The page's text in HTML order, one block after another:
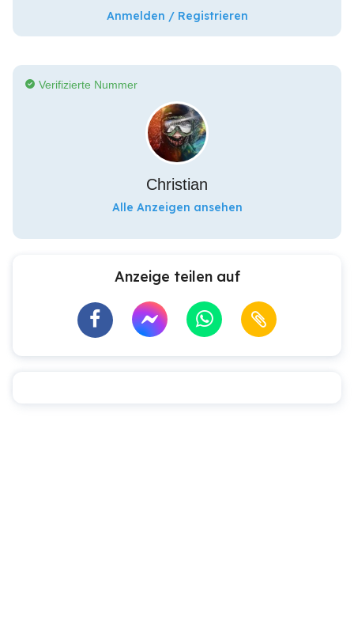
Anmelden / Registrieren
Verifizierte Nummer
Christian
Alle Anzeigen ansehen
Anzeige teilen auf